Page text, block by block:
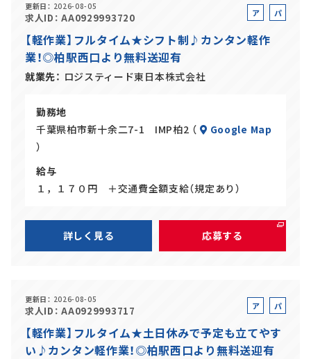
更新日 2026-08-05
求人ID AA0929993720
ア
バ
パ
【軽作業】フルタイム★シフト制♪カンタン軽作
業！◎柏駅西口より無料送迎有
就業先 ロジスティード東日本株式会社
勤務地
千葉県柏市新十余二7-1 IMP柏2 （
Google Map
）
給与
１，１７０円 ＋交通費全額支給（規定あり）
詳しく見る 応募する
更新日 2026-08-05
求人ID AA0929993717
ア
バ
イ
パ
ト
【軽作業】フルタイム★土日休みで予定も立てやす
い♪カンタン軽作業！◎柏駅西口より無料送迎有